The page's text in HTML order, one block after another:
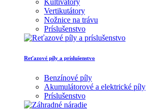
Kultivátory
Vertikutátory
Nožnice na trávu
Príslušenstvo
Reťazové píly a príslušenstvo
Benzínové píly
Akumulátorové a elektrické píly
Príslušenstvo